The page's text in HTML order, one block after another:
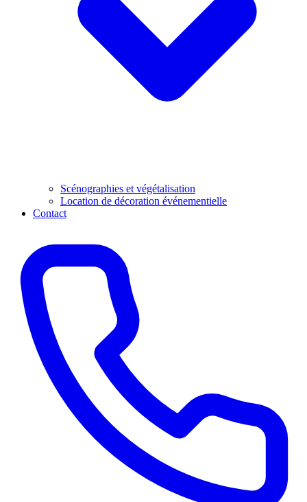
Scénographies et végétalisation
Location de décoration événementielle
Contact